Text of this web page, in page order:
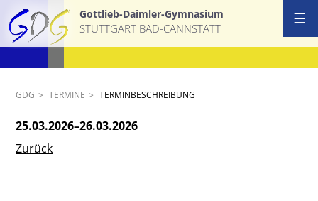
Gottlieb-Daimler-Gymnasium
STUTTGART BAD-CANNSTATT
GDG TERMINE TERMINBESCHREIBUNG
25.03.2026–26.03.2026
Zurück
☰